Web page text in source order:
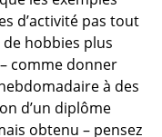
d’activité pas tout
de hobbies plus
comme donner
à des
d’un diplôme
obtenu – pensez